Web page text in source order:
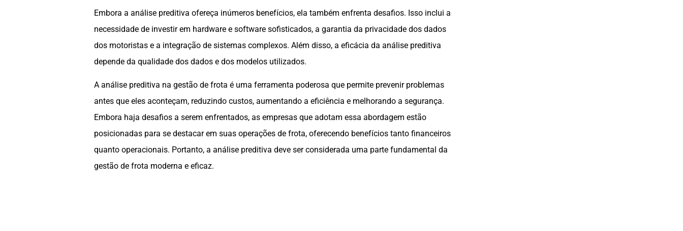
Embora a análise preditiva ofereça inúmeros benefícios, ela também enfrenta desafios. Isso inclui a
necessidade de investir em hardware e software sofisticados, a garantia da privacidade dos dados
dos motoristas e a integração de sistemas complexos. Além disso, a eficácia da análise preditiva
depende da qualidade dos dados e dos modelos utilizados.
A análise preditiva na gestão de frota é uma ferramenta poderosa que permite prevenir problemas
antes que eles aconteçam, reduzindo custos, aumentando a eficiência e melhorando a segurança.
Embora haja desafios a serem enfrentados, as empresas que adotam essa abordagem estão
posicionadas para se destacar em suas operações de frota, oferecendo benefícios tanto financeiros
quanto operacionais. Portanto, a análise preditiva deve ser considerada uma parte fundamental da
gestão de frota moderna e eficaz.